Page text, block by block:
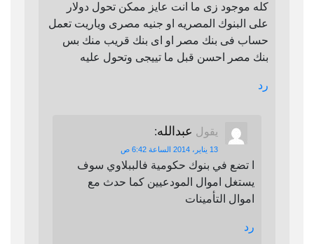
كله موجود زى ما انت عايز ممكن تحول دولار
على البنوك المصريه او جنيه مصرى وياريت تعمل
حساب فى بنك مصر او اى بنك قريب منك بس
بنك مصر احسن قبل ما تييجى وتحول عليه
رد
يقول عبدالله:
13 يناير، 2014 الساعة 6:42 ص
ا تضع في بنوك حكومية فالببلاوي سوف
يستغل اموال المودعيين كما حدث مع
اموال التأمينات
رد